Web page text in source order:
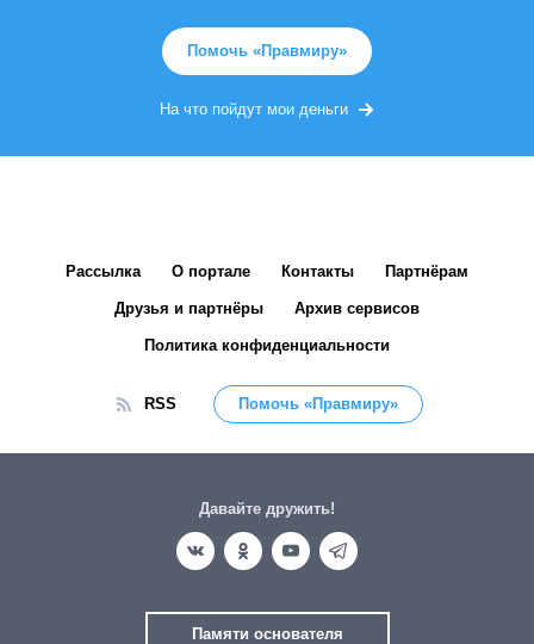
Помочь «Правмиру»
На что пойдут мои деньги
Рассылка О портале Контакты Партнёрам
Друзья и партнёры Архив сервисов
Политика конфиденциальности
RSS Помочь «Правмиру»
Давайте дружить!
Памяти основателя